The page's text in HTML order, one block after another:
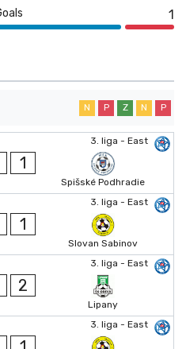
1
N P Z N P
3. liga - East
1
Spišské Podhradie
3. liga - East
1
Slovan Sabinov
3. liga - East
2
Lipany
3. liga - East